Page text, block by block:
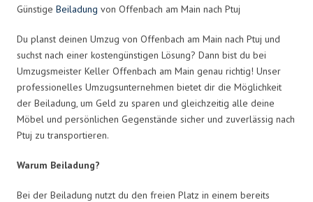
Günstige Beiladung von Offenbach am Main nach Ptuj
Du planst deinen Umzug von Offenbach am Main nach Ptuj und
suchst nach einer kostengünstigen Lösung? Dann bist du bei
Umzugsmeister Keller Offenbach am Main genau richtig! Unser
professionelles Umzugsunternehmen bietet dir die Möglichkeit
der Beiladung, um Geld zu sparen und gleichzeitig alle deine
Möbel und persönlichen Gegenstände sicher und zuverlässig nach
Ptuj zu transportieren.
Warum Beiladung?
Bei der Beiladung nutzt du den freien Platz in einem bereits